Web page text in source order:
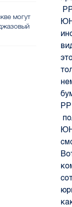
могут